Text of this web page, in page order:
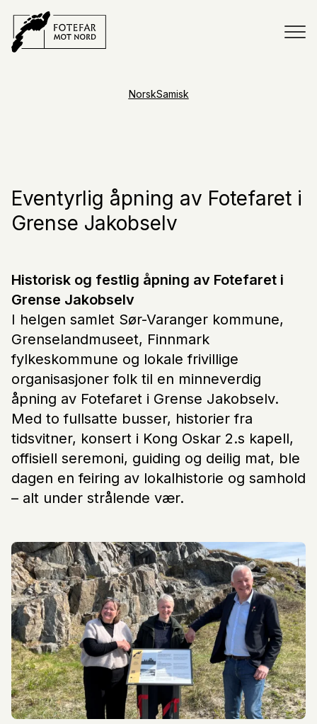
NorskSamisk
Eventyrlig åpning av Fotefaret i
Grense Jakobselv
Historisk og festlig åpning av Fotefaret i
Grense Jakobselv
I helgen samlet Sør-Varanger kommune,
Grenselandmuseet, Finnmark
fylkeskommune og lokale frivillige
organisasjoner folk til en minneverdig
åpning av Fotefaret i Grense Jakobselv.
Med to fullsatte busser, historier fra
tidsvitner, konsert i Kong Oskar 2.s kapell,
offisiell seremoni, guiding og deilig mat, ble
dagen en feiring av lokalhistorie og samhold
– alt under strålende vær.